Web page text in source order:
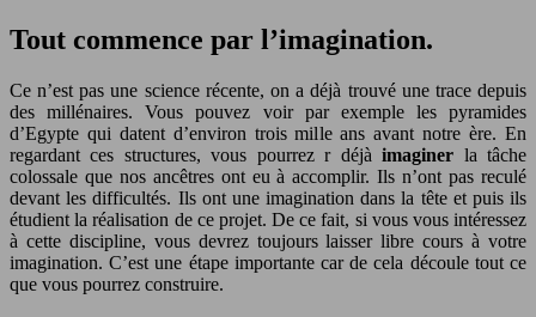
Tout commence par l’imagination.
Ce n’est pas une science récente, on a déjà trouvé une trace depuis
des millénaires. Vous pouvez voir par exemple les pyramides
d’Egypte qui datent d’environ trois mille ans avant notre ère. En
regardant ces structures, vous pourrez r déjàimaginer la tâche
colossale que nos ancêtres ont eu à accomplir. Ils n’ont pas reculé
devant les difficultés. Ils ont une imagination dans la tête et puis ils
étudient la réalisation de ce projet. De ce fait, si vous vous intéressez
à cette discipline, vous devrez toujours laisser libre cours à votre
imagination. C’est une étape importante car de cela découle tout ce
que vous pourrez construire.